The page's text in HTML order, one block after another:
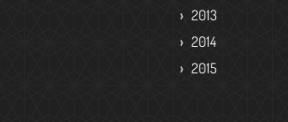
2013
2014
2015